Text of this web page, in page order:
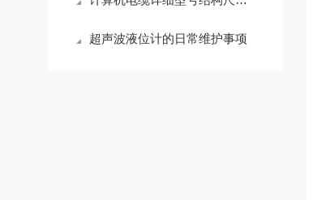
超声波液位计的日常维护事项